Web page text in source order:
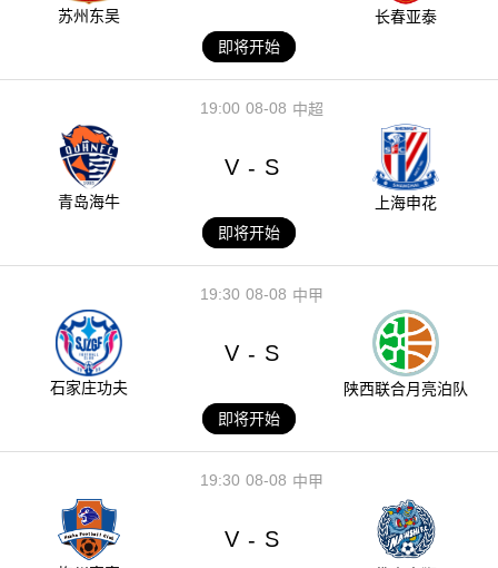
苏州东吴
长春亚泰
即将开始
08-08
19:00 中超
青岛海牛
V - S
上海申花
即将开始
08-08
19:30 中甲
石家庄功夫
V - S
陕西联合月亮泊队
即将开始
08-08
19:30 中甲
V - S